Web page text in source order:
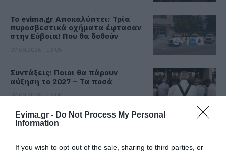
Evima.gr - Do Not Process My Personal
Information
If you wish to opt-out of the sale, sharing to third parties, or
Το evima.gr Αποκαλύπτει: Τρία
πυροσβεστικά οχήματα έφτασαν
στην Εύβοια! Που θα δοθούν
Συντάξεις: Ποιοι θα πάρουν
αύξηση το 2027 – Τα ποσά
07.08.2026 | 13:00
Σκύρος: Στάχτη πάνω από 1.000
εικόνες